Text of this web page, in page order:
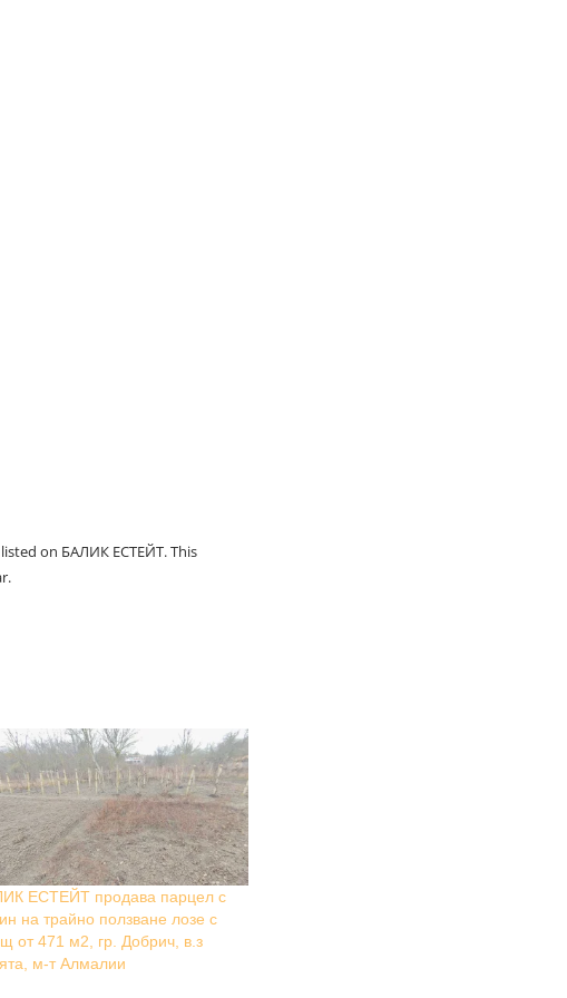
on БАЛИК ЕСТЕЙТ. This
ЕСТЕЙТ продава парцел с
на трайно ползване лозе с
от 471 м2, гр. Добрич, в.з
м-т Алмалии